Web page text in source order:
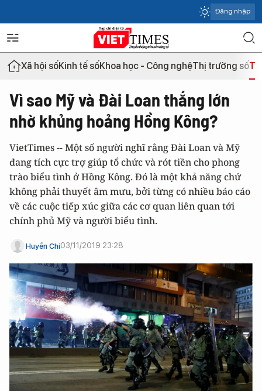
Đăng nhập
Xã hội sốKinh tế sốKhoa học - Công nghệThị trường số
Vì sao Mỹ và Đài Loan thắng lớn
nhờ khủng hoảng Hồng Kông?
VietTimes -- Một số người nghĩ rằng Đài Loan và Mỹ
đang tích cực trợ giúp tổ chức và rót tiền cho phong
trào biểu tình ở Hồng Kông. Đó là một khả năng chứ
không phải thuyết âm mưu, bởi từng có nhiều báo cáo
về các cuộc tiếp xúc giữa các cơ quan liên quan tới
chính phủ Mỹ và người biểu tình.
Huyền Chi03/11/2019 23:28